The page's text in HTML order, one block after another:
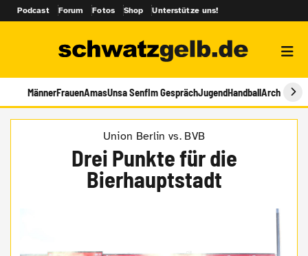
Podcast Forum Fotos Shop Unterstütze uns!
MännerFrauenAmasUnsa SenfIm GesprächJugendHandballArchiv
Union Berlin vs. BVB
Drei Punkte für die
Bierhauptstadt